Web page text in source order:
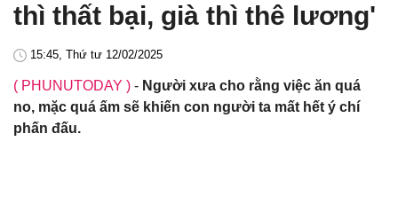
thì thất bại, già thì thê lương'
15:45, Thứ tư 12/02/2025
( PHUNUTODAY ) - Người xưa cho rằng việc ăn quá
no, mặc quá ấm sẽ khiến con người ta mất hết ý chí
phấn đấu.